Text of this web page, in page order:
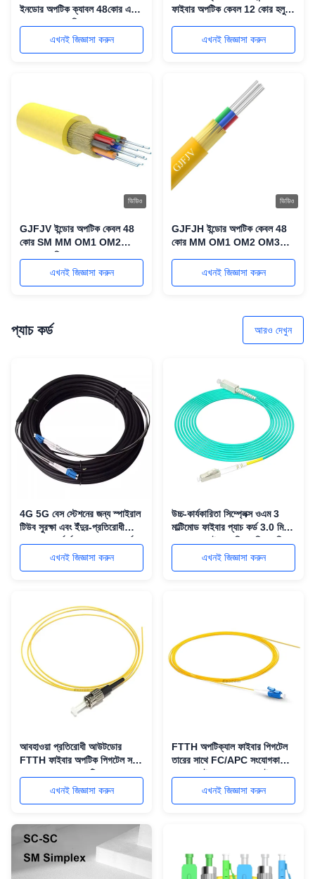
ইনডোর অপটিক ক্যাবল 48কোর একক
মোড G652D বিতরণ যোগাযোগ
এখনই জিজ্ঞাসা করুন
ফাইবার অপটিক কেবল 12 কোর হলুদ
এখনই জিজ্ঞাসা করুন
ভিডিও
GJFJV ইন্ডোর অপটিক কেবল 48
কোর SM MM OM1 OM2
G652D বিতরণ যোগাযোগ
এখনই জিজ্ঞাসা করুন
ভিডিও
GJFJH ইন্ডোর অপটিক কেবল 48
কোর MM OM1 OM2 OM3
বিতরণ যোগাযোগএখনই জিজ্ঞাসা করুন
প্যাচ কর্ড আরও দেখুন
4G 5G বেস স্টেশনের জন্য স্পাইরাল
টিউব সুরক্ষা এবং ইঁদুর-প্রতিরোধী
নকশা সহ আর্মার্ড FTTA প্যাচ কর্ড 2
কোর ফাইবার অপটিক জাম্পার
এখনই জিজ্ঞাসা করুন
উচ্চ-কার্যকারিতা সিম্প্লেক্স ওএম 3
মাল্টিমোড ফাইবার প্যাচ কর্ড 3.0 মিমি
এলএসজেডএইচ এলসি এসসি এফসি
এসটি সংযোগকারীগুলির সাথে
এখনই জিজ্ঞাসা করুন
আবহাওয়া প্রতিরোধী আউটডোর
FTTH ফাইবার অপটিক পিগটেল সঙ্গে
FC/APC OM3 মাল্টি-মোড এবং
জল-ব্লকিং উপকরণ
এখনই জিজ্ঞাসা করুন
FTTH অপটিক্যাল ফাইবার পিগটেল
তারের সাথে FC/APC সংযোগকারী
OM3 ফাইবার মডেল এবং বাইরের
ব্যবহারের জন্য উচ্চ UV প্রতিরোধ
এখনই জিজ্ঞাসা করুন